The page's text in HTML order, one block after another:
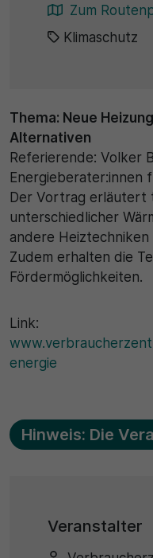
Zum
Klimaschutz
Thema: Neue
Alternativen
Referierende: Volker
Energieberater:innen
Der Vortrag erläutert
unterschiedlicher
andere
Zudem erhalten die
Fördermöglichkeiten.
Link:
energie
Hinweis: Die
Veranstalter